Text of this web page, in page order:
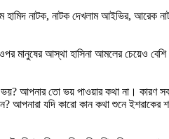
নাটক, নাটক দেখলাম আইভির, আরেক
মানুষের আস্থা হাসিনা আমলের চেয়েও
আপনার তো ভয় পাওয়ার কথা না। কারণ
আপনারা যদি কারো কান কথা শুনে